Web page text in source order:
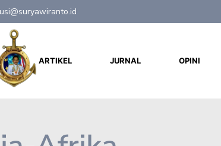
ARTIKEL JURNAL OPINI